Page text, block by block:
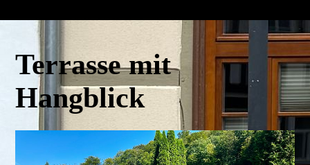
Terrasse mit
Hangblick